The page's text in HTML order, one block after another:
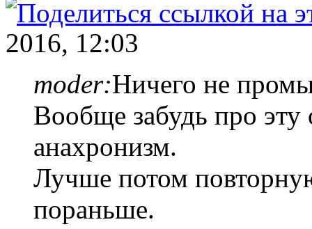
2016, 12:03
moder:Ничего не
Вообще забудь про
анахронизм.
Лучше потом
пораньше.